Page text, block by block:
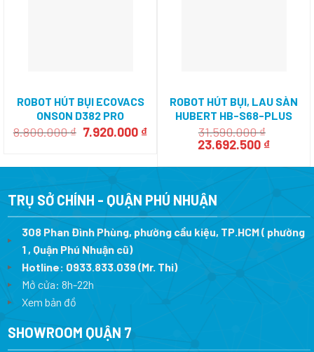
ROBOT HÚT BỤI ECOVACS
ONSON D382 PRO
8.800.000₫ Giá
8.800.000 ₫.
7.920.000 ₫Giá
là:
ROBOT HÚT BỤI, LAU SÀN
HUBERT HB-S68-PLUS
31.590.000₫
Giá
là:
23.692.500 ₫Giá
tại
TRỤ SỞ CHÍNH - QUẬN PHÚ NHUẬN
308 Phan Đình Phùng, phường cầu kiệu, TP.HCM ( phường
1 , Quận Phú Nhuận cũ)
Hotline: 0933.833.039(Mr. Thi)
Mở cửa: 8h-22h
Xem bản đồ
SHOWROOM QUẬN 7